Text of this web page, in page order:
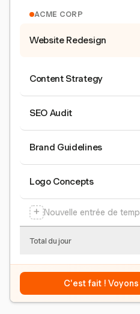
ACME CORP
Website Redesign
Content Strategy
SEO Audit
Brand Guidelines
Logo Concepts
+ Nouvelle entrée de
Total du jour
C'est fait !